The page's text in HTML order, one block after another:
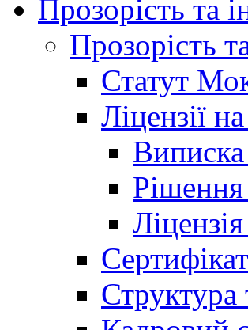
Прозорість та
Прозорість
Статут
Ліцензії
Структура